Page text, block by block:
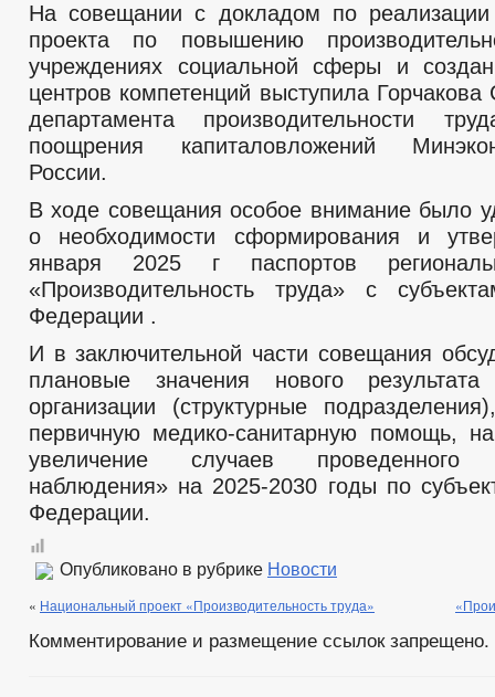
На совещании с докладом по реализации
проекта по повышению
учреждениях социальной сферы и
центров компетенций выступила
департамента производительности
поощрения капиталовложений
России.
В ходе совещания особое внимание было
о необходимости сформирования и
января 2025 г паспортов
«Производительность труда» с
Федерации .
И в заключительной части совещания
плановые значения нового результата
организации (структурные
первичную медико-санитарную помощь,
увеличение случаев проведенного
наблюдения» на 2025-2030 годы по
Федерации.
Опубликовано в рубрике Новости
« Национальный проект «Производительность труда»
Комментирование и размещение ссылок запрещено.